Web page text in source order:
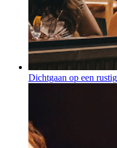
Dichtgaan op een